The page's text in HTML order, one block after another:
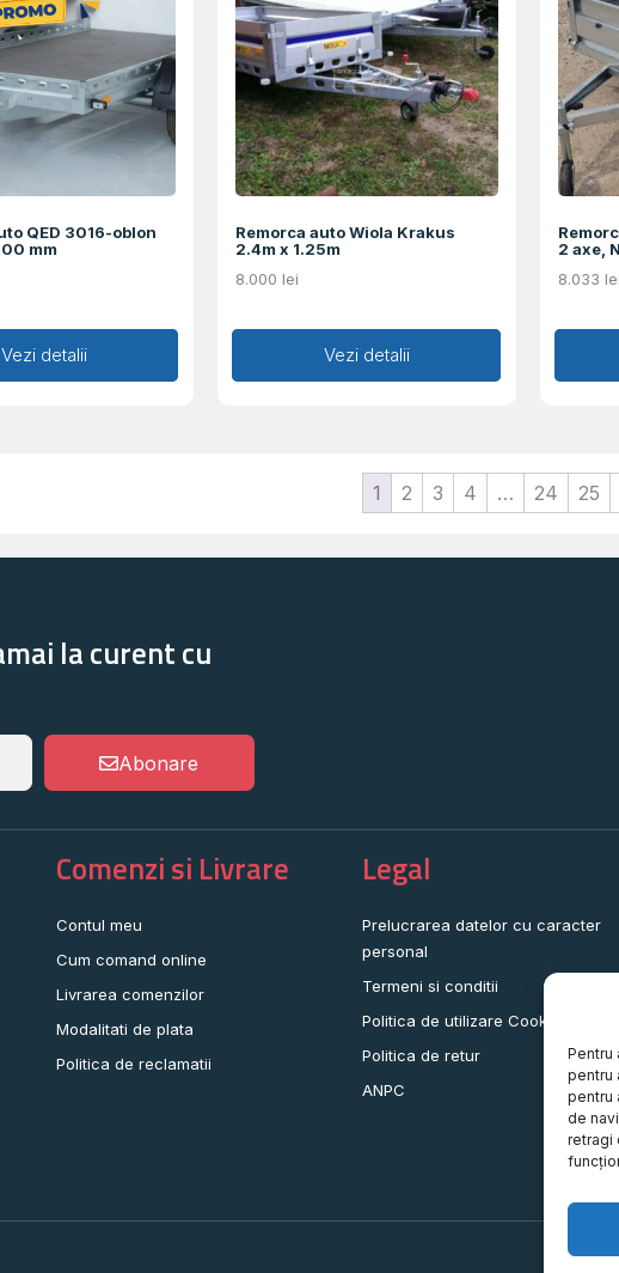
Pentru
pentru
pentru
de
retragi
QED 3016-oblon
mm
în coș
Vezi detalii
Remorca auto Wiola Krakus
2.4m x 1.25m
8.000 lei
Adaugă în coș
Vezi detalii
2 axe,
8.033 lei
1 2 3 4 … 24 25
la curent cu
Abonare
Comenzi si Livrare
Contul meu
Cum comand online
Livrarea comenzilor
Modalitati de plata
Politica de reclamatii
Legal
Prelucrarea datelor cu caracter
personal
Termeni si conditii
Politica de utilizare Cookie-uri
Politica de retur
ANPC